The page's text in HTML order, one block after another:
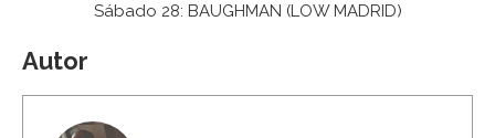
Sábado 28: BAUGHMAN (LOW MADRID)
Autor